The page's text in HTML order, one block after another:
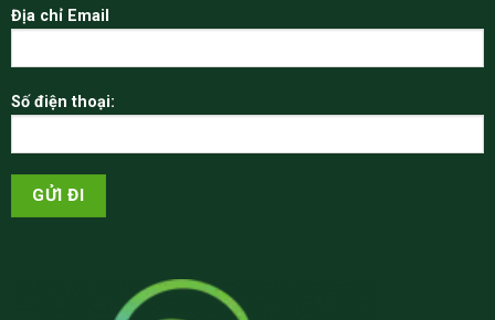
Địa chỉ Email
Số điện thoại: